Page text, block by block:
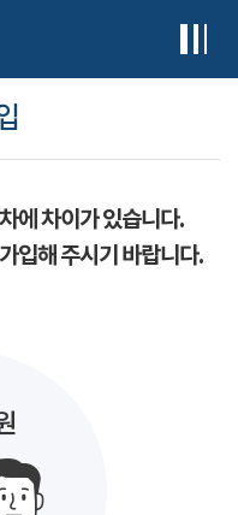
에 차이가 있습니다.
입해 주시기 바랍니다.